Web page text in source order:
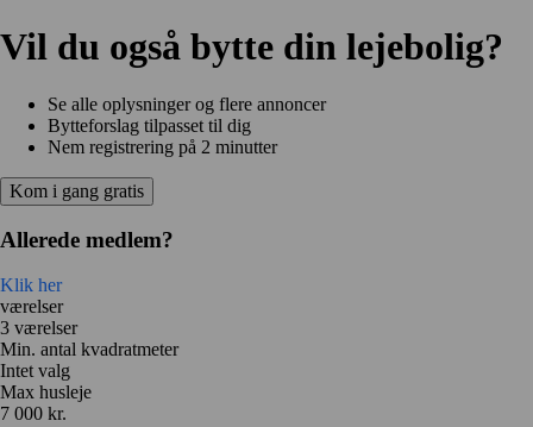
Vil du også bytte din lejebolig?
Se alle oplysninger og flere annoncer
Bytteforslag tilpasset til dig
Nem registrering på 2 minutter
Kom i gang gratis
Allerede medlem?
Klik her
værelser
3 værelser
Min. antal kvadratmeter
Intet valg
Max husleje
7 000 kr.